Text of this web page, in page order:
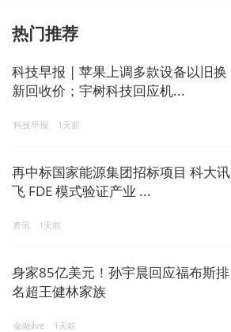
热门推荐
科技早报 | 苹果上调多款设备以旧换
新回收价；宇树科技回应机...
科技早报 1天前
再中标国家能源集团招标项目 科大讯
飞 FDE 模式验证产业 ...
资讯 1天前
身家85亿美元！孙宇晨回应福布斯排
名超王健林家族
金融live 1天前